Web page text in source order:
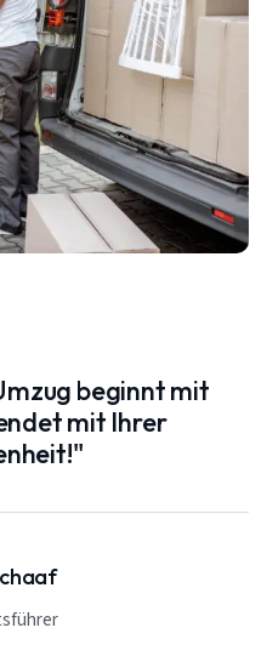
beginnt mit
mit Ihrer